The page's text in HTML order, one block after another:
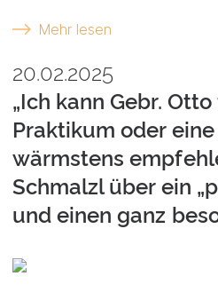
Mehr lesen
20.02.2025
„Ich kann Gebr.
Praktikum oder
wärmstens
Schmalzl über ein
und einen ganz